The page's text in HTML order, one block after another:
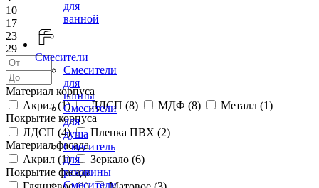
для
ванной
Смесители
Смесители
для
ванны
Смесители
для
душа
Смеситель
для
раковины
Смесители
10
17
23
29
Материал корпуса
Акрил (1) ЛДСП (8) МДФ (8) Металл (1)
Покрытие корпуса
ЛДСП (4) Пленка ПВХ (2)
Материал фасада
Акрил (1) Зеркало (6)
Покрытие фасада